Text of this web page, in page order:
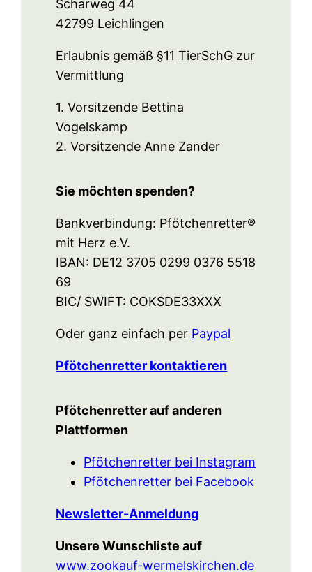
Scharweg 44
42799 Leichlingen
Erlaubnis gemäß §11 TierSchG zur
Vermittlung
1. Vorsitzende Bettina
Vogelskamp
2. Vorsitzende Anne Zander
Sie möchten spenden?
Bankverbindung: Pfötchenretter®
mit Herz e.V.
IBAN: DE12 3705 0299 0376 5518
69
BIC/ SWIFT: COKSDE33XXX
Oder ganz einfach per Paypal
Pfötchenretter kontaktieren
Pfötchenretter auf anderen
Plattformen
Pfötchenretter bei Instagram
Pfötchenretter bei Facebook
Newsletter-Anmeldung
Unsere Wunschliste auf
www.zookauf-wermelskirchen.de